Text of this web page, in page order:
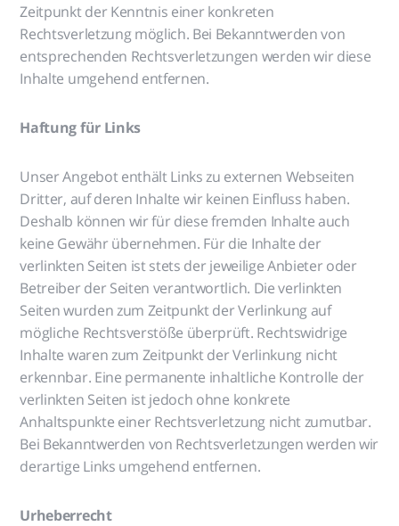
Zeitpunkt der Kenntnis einer konkreten
Rechtsverletzung möglich. Bei Bekanntwerden von
entsprechenden Rechtsverletzungen werden wir diese
Inhalte umgehend entfernen.
Haftung für Links
Unser Angebot enthält Links zu externen Webseiten
Dritter, auf deren Inhalte wir keinen Einfluss haben.
Deshalb können wir für diese fremden Inhalte auch
keine Gewähr übernehmen. Für die Inhalte der
verlinkten Seiten ist stets der jeweilige Anbieter oder
Betreiber der Seiten verantwortlich. Die verlinkten
Seiten wurden zum Zeitpunkt der Verlinkung auf
mögliche Rechtsverstöße überprüft. Rechtswidrige
Inhalte waren zum Zeitpunkt der Verlinkung nicht
erkennbar. Eine permanente inhaltliche Kontrolle der
verlinkten Seiten ist jedoch ohne konkrete
Anhaltspunkte einer Rechtsverletzung nicht zumutbar.
Bei Bekanntwerden von Rechtsverletzungen werden wir
derartige Links umgehend entfernen.
Urheberrecht